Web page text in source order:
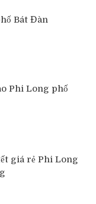
Bát Đàn
Phi Long phố
giá rẻ Phi Long